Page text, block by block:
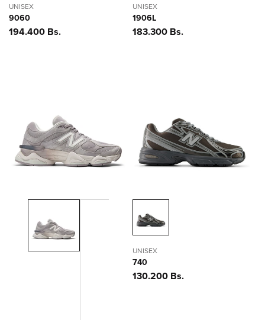
UNISEX
9060
Precio
194.400 Bs.
UNISEX
1906L
Precio
183.300 Bs.
UNISEX
740
Precio
130.200 Bs.